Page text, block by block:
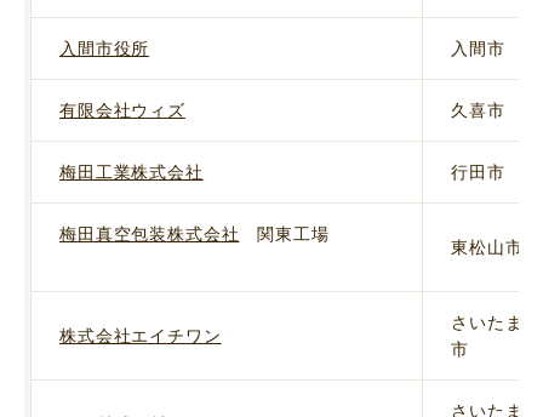
入間市役所 入間市
有限会社ウィズ 久喜市
梅田工業株式会社 行田市
梅田真空包装株式会社 関東工場
東松山市
株式会社エイチワン
さいたま
市
さいたま